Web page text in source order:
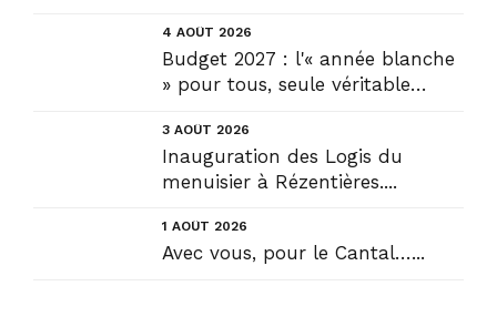
4 AOÛT 2026
Budget 2027 : l'« année blanche
» pour tous, seule véritable
3 AOÛT 2026
Inauguration des Logis du
menuisier à Rézentières....
1 AOÛT 2026
Avec vous, pour le Cantal…...